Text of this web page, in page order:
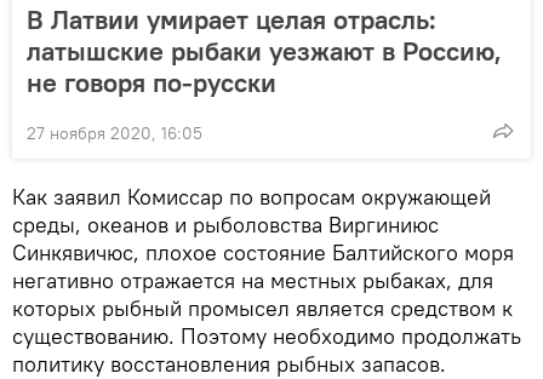
В Латвии умирает целая отрасль:
латышские рыбаки уезжают в Россию,
не говоря по-русски
27 ноября 2020, 16:05
Как заявил Комиссар по вопросам окружающей
среды, океанов и рыболовства Виргиниюс
Синкявичюс, плохое состояние Балтийского моря
негативно отражается на местных рыбаках, для
которых рыбный промысел является средством к
существованию. Поэтому необходимо продолжать
политику восстановления рыбных запасов.